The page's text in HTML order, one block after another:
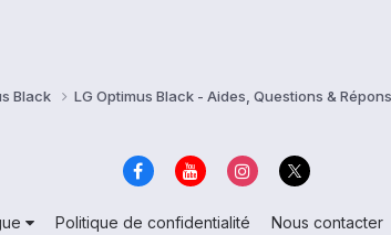
Black LG Optimus Black - Aides, Questions &
Politique de confidentialité Nous contacter